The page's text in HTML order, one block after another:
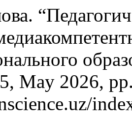
May 2026,